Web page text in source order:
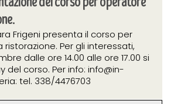
Frigeni presenta il corso per
Per gli interessati,
dalle ore 14.00 alle ore 17.00 si
del corso. Per info: info@in-
tel. 338/4476703